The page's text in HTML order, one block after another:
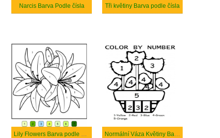
Narcis Barva Podle čísla Tři květiny Barva podle čísla
Lily Flowers Barva podle čísla Normální Váza Květiny Barva Podle čísla